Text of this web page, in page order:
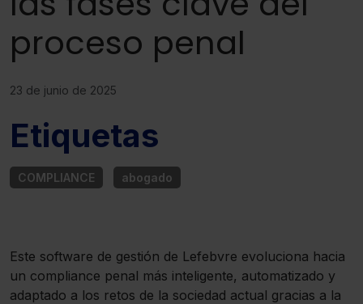
proceso penal
23 de junio de 2025
Este software de gestión de Lefebvre evoluciona hacia
un compliance penal más inteligente, automatizado y
adaptado a los retos de la sociedad actual gracias a la
Etiquetas
COMPLIANCE abogado